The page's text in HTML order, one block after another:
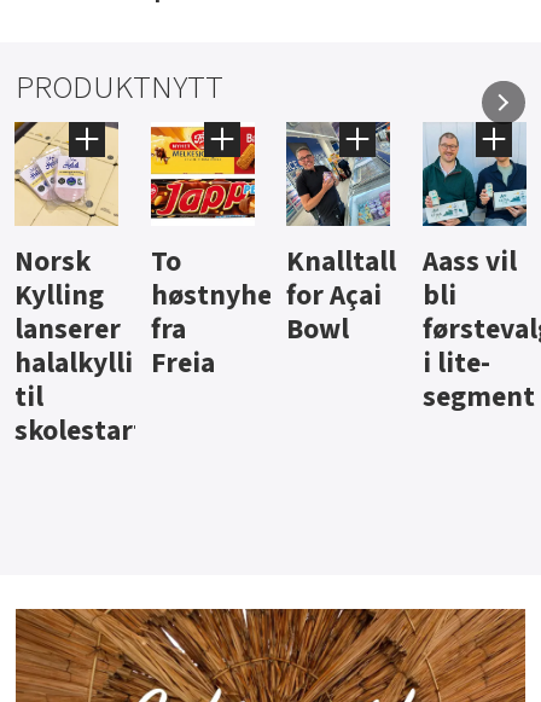
PRODUKTNYTT
Knalltall
for Açai
Bowl
Aass vil
bli
førstevalg
i lite-
Brus og
jus fra
Berentsen
Hard
iste fra
Hansa